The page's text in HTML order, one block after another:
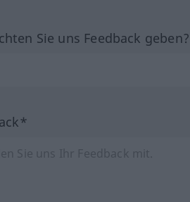
Sie uns Feedback